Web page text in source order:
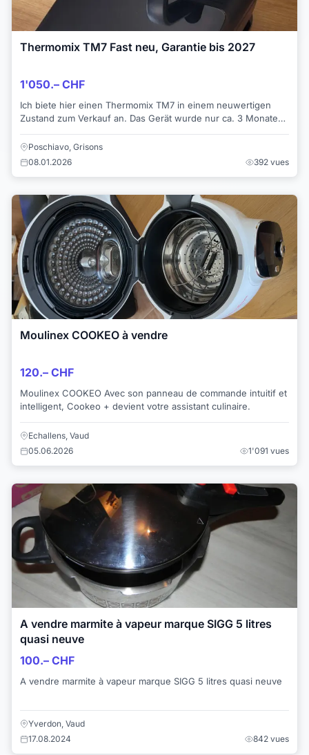
Thermomix TM7 Fast neu, Garantie bis 2027
1'050.– CHF
Ich biete hier einen Thermomix TM7 in einem neuwertigen
Zustand zum Verkauf an. Das Gerät wurde nur ca. 3 Monate
Poschiavo, Grisons
08.01.2026
392 vues
Moulinex COOKEO à vendre
120.– CHF
Moulinex COOKEO Avec son panneau de commande intuitif et
intelligent, Cookeo + devient votre assistant culinaire.
Echallens, Vaud
05.06.2026
1'091 vues
A vendre marmite à vapeur marque SIGG 5 litres
quasi neuve
100.– CHF
A vendre marmite à vapeur marque SIGG 5 litres quasi neuve
Yverdon, Vaud
17.08.2024
842 vues